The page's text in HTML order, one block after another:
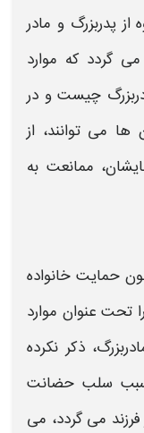
پدربزرگ و مادر
گردد که موارد
چیست و در
می توانند، از
ممانعت​ به
حمایت خانواده
تحت عنوان موارد
ذکر نکرده
سلب حضانت
می گردد، می